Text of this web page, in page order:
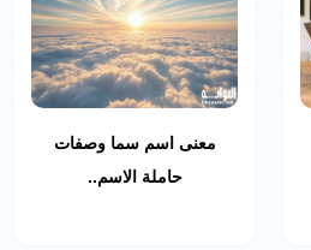
معنى اسم سما وصفات
حاملة الاسم..